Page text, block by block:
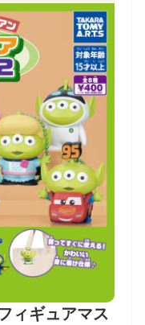
ィギュアマス